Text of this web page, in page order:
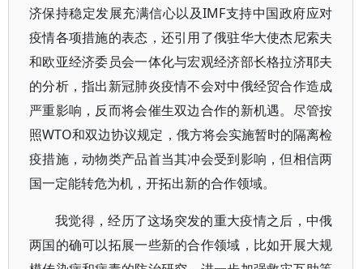
济保持稳定发展充满信心以及IMF支持中国政府应对
疫情各项措施的表态，还引用了俄驻华大使杰尼索夫
和欧亚经济委员会一体化与宏观经济部长格拉济耶夫
的分析，指出新冠肺炎疫情不会对中俄经贸合作造成
严重影响，反而将会催生双边合作的新机遇。尽管按
照WTO和双边协议规定，俄方将会实施暂时的隔离检
疫措施，动物类产品首当其冲会受到影响，但相信两
国一定能转危为机，开拓出新的合作领域。
我觉得，经历了这场突发的重大疫情之后，中俄
两国的确可以拓展一些新的合作领域，比如开展大规